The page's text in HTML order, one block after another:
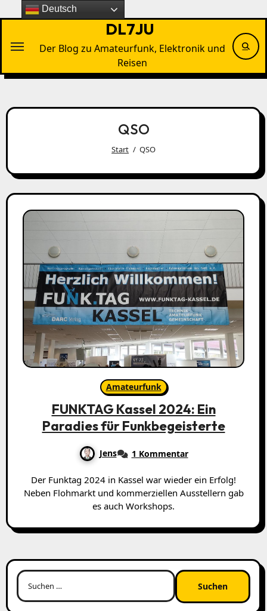
Inhalten
DL7JU
Der Blog zu Amateurfunk, Elektronik und
Reisen
QSO
Start QSO
Amateurfunk
FUNKTAG Kassel 2024: Ein
Paradies für Funkbegeisterte
Jens 1 Kommentar
Der Funktag 2024 in Kassel war wieder ein Erfolg!
Neben Flohmarkt und kommerziellen Ausstellern gab
es auch Workshops.
Suchen
nach:
Deutsch